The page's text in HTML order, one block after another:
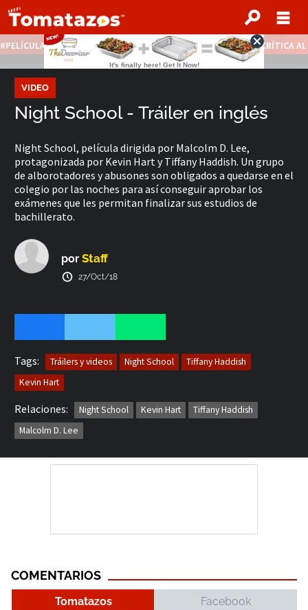
PELÍCULAS STREAMING GRATIS NOTICIAS DESTACADAS CRÍTICA
VIDEO
Night School - Tráiler en inglés
Night School, película dirigida por Malcolm D. Lee,
protagonizada por Kevin Hart y Tiffany Haddish. Un grupo
de alborotadores y abusones son obligados a quedarse en el
colegio por las noches para así conseguir aprobar los
exámenes que les permitan finalizar sus estudios de
bachillerato.
por Staff
27/Oct/18
Tags: Tráilers y videos Night School
Tiffany Haddish
Kevin Hart
Relaciones: Night School Kevin Hart
Tiffany Haddish
Malcolm D. Lee
COMENTARIOS
Tomatazos Facebook